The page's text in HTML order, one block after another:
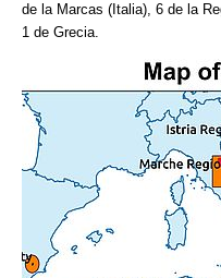
de la Marcas (Italia), 6 de la
1 de Grecia.